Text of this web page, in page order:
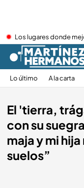
Los lugares donde
Lo último A la carta
El 'tierra,
con su
maja y mi
suelos”